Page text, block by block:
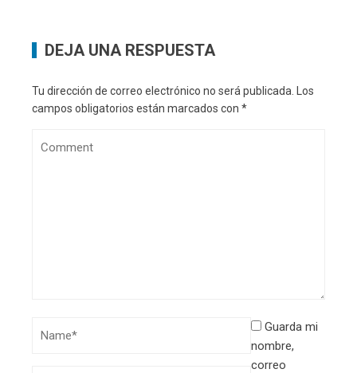
DEJA UNA RESPUESTA
Tu dirección de correo electrónico no será publicada.
Los
campos obligatorios están marcados con *
Guarda mi
nombre,
correo